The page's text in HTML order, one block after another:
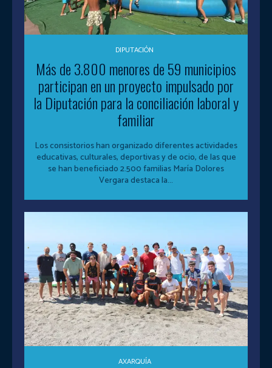
DIPUTACIÓN
Más de 3.800 menores de 59 municipios
participan en un proyecto impulsado por
la Diputación para la conciliación laboral y
familiar
Los consistorios han organizado diferentes actividades
educativas, culturales, deportivas y de ocio, de las que
se han beneficiado 2.500 familias María Dolores
Vergara destaca la...
AXARQUÍA